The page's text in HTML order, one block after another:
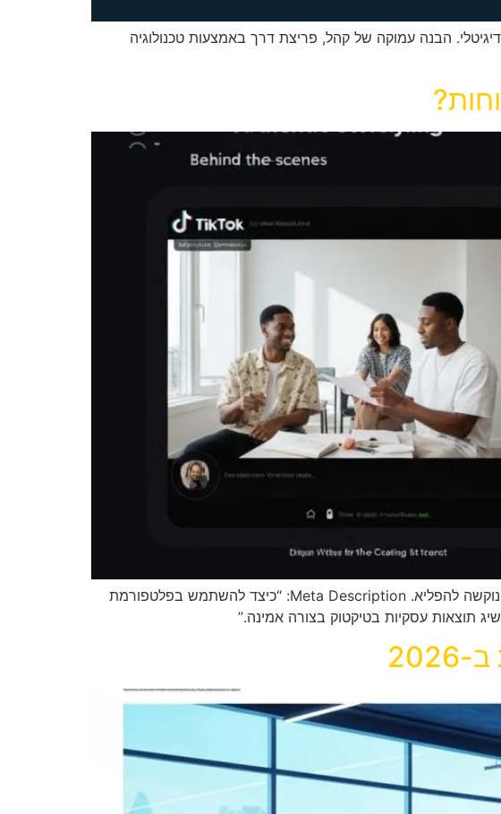
בעידן הדיגיטלי. הבנה עמוקה של קהל, פריצת דרך באמצעות טכנולוגיה
המאמר מדבר על חשיבות ואסטרטגיות שיווק בטיקטוק ואיך ניתן להפוך את הפלטפורמה הזו לכלי שיווקי נוקשה להפליא. Meta Description: “כיצד להשתמש בפלטפורמת
תוצאות עסקיות בטיקטוק בצורה אמינה.”